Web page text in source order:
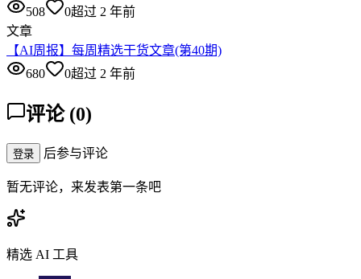
508
0超过 2 年前
文章
【AI周报】每周精选干货文章(第40期)
680
0超过 2 年前
评论 (0)
登录 后参与评论
暂无评论，来发表第一条吧
精选 AI 工具